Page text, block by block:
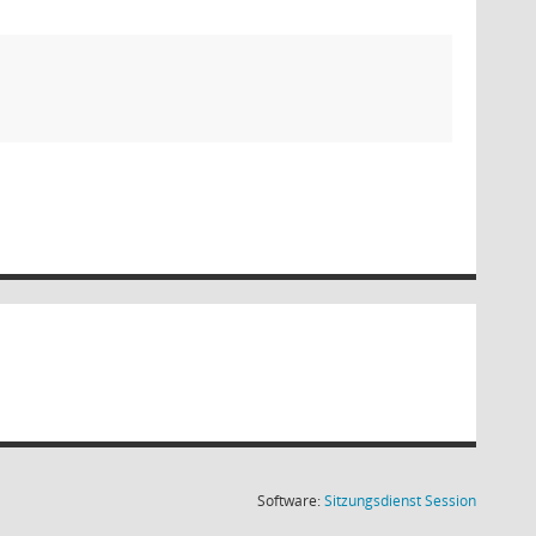
Software:SitzungsdienstSession(Wird in